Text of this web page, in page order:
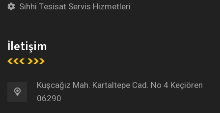
Sıhhi Tesisat Servis Hizmetleri
İletişim
Kuşcağız Mah. Kartaltepe Cad. No 4 Keçiören
06290